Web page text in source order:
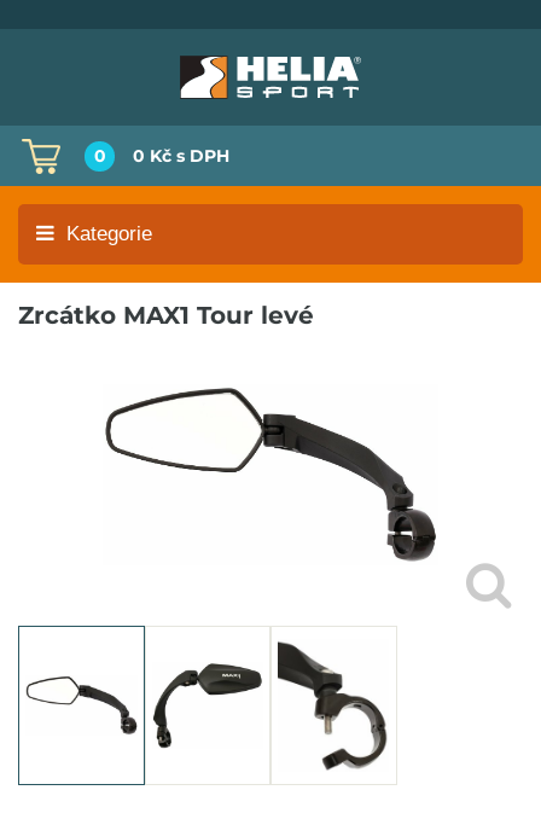
0 0 Kč s DPH
Kategorie
Zrcátko MAX1 Tour levé